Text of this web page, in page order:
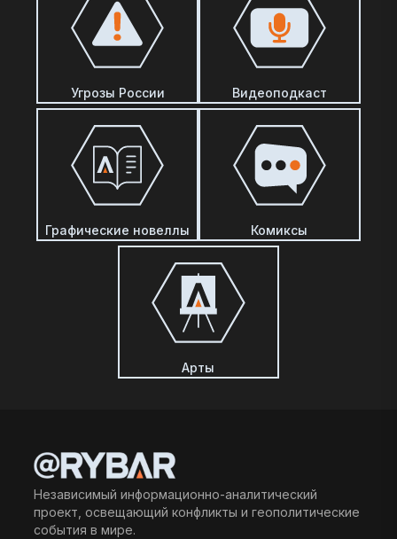
Угрозы России Видеоподкаст
Графические новеллы Комиксы
Арты
Независимый информационно-аналитический
проект, освещающий конфликты и геополитические
события в мире.